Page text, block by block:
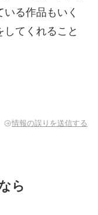
る作品もいく
てくれること
情報の誤りを送信する
ら